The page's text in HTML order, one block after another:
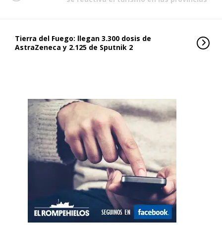
Tierra del Fuego: llegan 3.300 dosis de
AstraZeneca y 2.125 de Sputnik 2